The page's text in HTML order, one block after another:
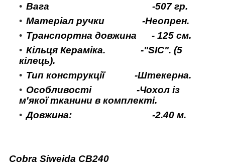
Вага -507 гр.
Матеріал ручки -Неопрен.
Транспортна довжина - 125 см.
Кільця Кераміка. -"SIC". (5
кілець).
Тип конструкції -Штекерна.
Особливості -Чохол із
м'якої тканини в комплекті.
Довжина: -2.40 м.
Cobra Siweida CB240